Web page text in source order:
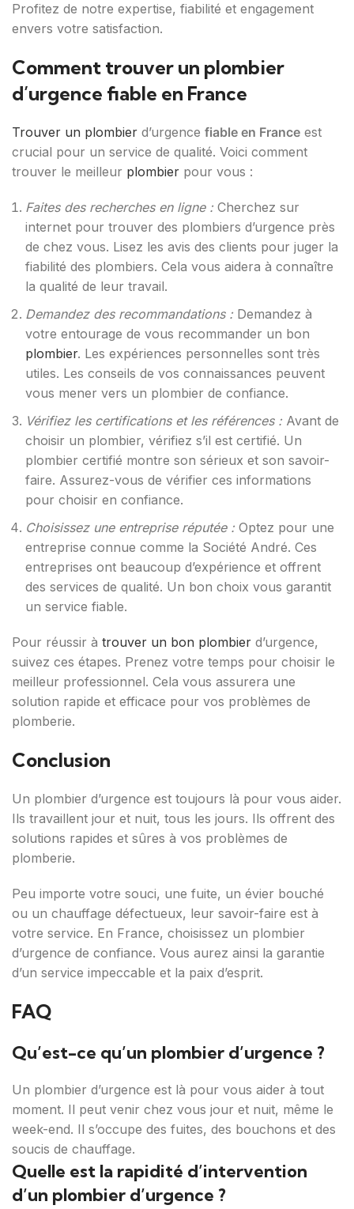
Profitez de notre expertise, fiabilité et engagement
envers votre satisfaction.
Comment trouver un plombier
d’urgence fiable en France
Trouver un plombier d’urgence fiable en France est
crucial pour un service de qualité. Voici comment
trouver le meilleur plombier pour vous :
Faites des recherches en ligne : Cherchez sur
internet pour trouver des plombiers d’urgence près
de chez vous. Lisez les avis des clients pour juger la
fiabilité des plombiers. Cela vous aidera à connaître
la qualité de leur travail.
Demandez des recommandations : Demandez à
votre entourage de vous recommander un bon
plombier. Les expériences personnelles sont très
utiles. Les conseils de vos connaissances peuvent
vous mener vers un plombier de confiance.
Vérifiez les certifications et les références : Avant de
choisir un plombier, vérifiez s’il est certifié. Un
plombier certifié montre son sérieux et son savoir-
faire. Assurez-vous de vérifier ces informations
pour choisir en confiance.
Choisissez une entreprise réputée : Optez pour une
entreprise connue comme la Société André. Ces
entreprises ont beaucoup d’expérience et offrent
des services de qualité. Un bon choix vous garantit
un service fiable.
Pour réussir à trouver un bon plombier d’urgence,
suivez ces étapes. Prenez votre temps pour choisir le
meilleur professionnel. Cela vous assurera une
solution rapide et efficace pour vos problèmes de
plomberie.
Conclusion
Un plombier d’urgence est toujours là pour vous aider.
Ils travaillent jour et nuit, tous les jours. Ils offrent des
solutions rapides et sûres à vos problèmes de
plomberie.
Peu importe votre souci, une fuite, un évier bouché
ou un chauffage défectueux, leur savoir-faire est à
votre service. En France, choisissez un plombier
d’urgence de confiance. Vous aurez ainsi la garantie
d’un service impeccable et la paix d’esprit.
FAQ
Qu’est-ce qu’un plombier d’urgence ?
Un plombier d’urgence est là pour vous aider à tout
moment. Il peut venir chez vous jour et nuit, même le
week-end. Il s’occupe des fuites, des bouchons et des
soucis de chauffage.
Quelle est la rapidité d’intervention
d’un plombier d’urgence ?